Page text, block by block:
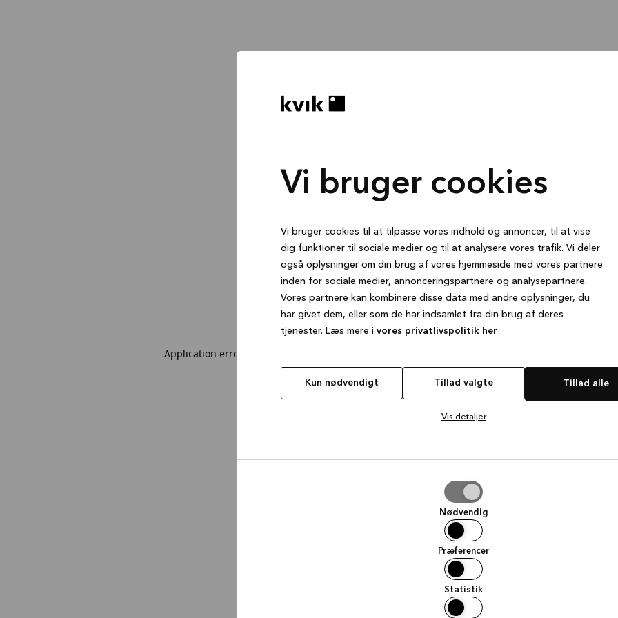
Vi bruger cookies
Vi bruger cookies til at tilpasse vores indhold og annoncer, til at vise
dig funktioner til sociale medier og til at analysere vores trafik. Vi deler
også oplysninger om din brug af vores hjemmeside med vores partnere
inden for sociale medier, annonceringspartnere og analysepartnere.
Vores partnere kan kombinere disse data med andre oplysninger, du
har givet dem, eller som de har indsamlet fra din brug af deres
tjenester. Læs mere i vores privatlivspolitik her
Kun nødvendigt Tillad valgte Tillad alle
Vis detaljer
Nødvendig
Præferencer
Statistik
Application error: a client-side exception has occurred (see the